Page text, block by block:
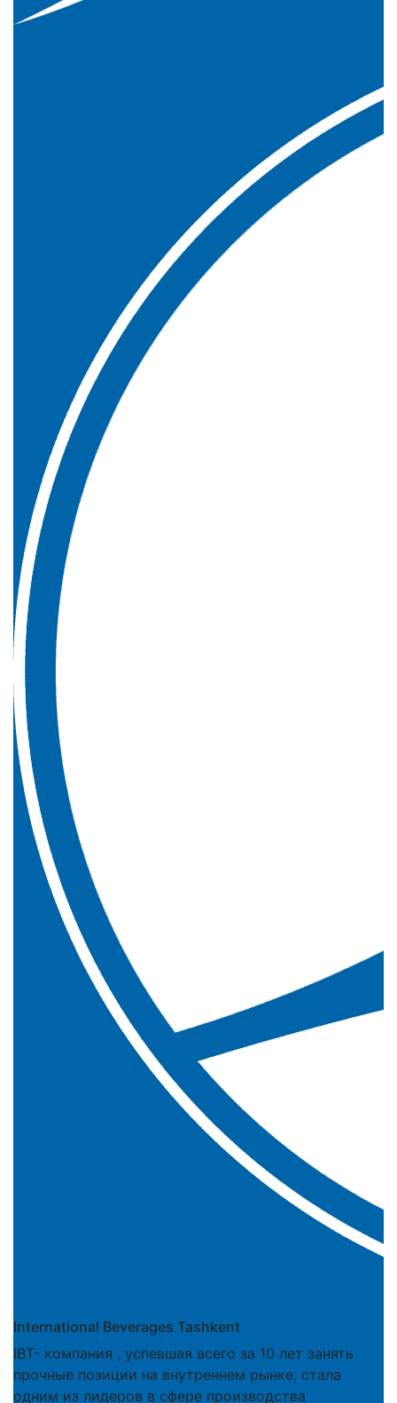
International Beverages Tashkent
IBT- компания , успевшая всего за 10 лет занять
прочные позиции на внутреннем рынке, стала
одним из лидеров в сфере производства